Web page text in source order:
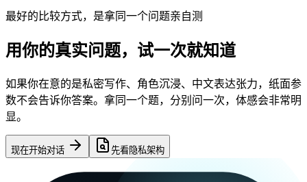
最好的比较方式，是拿同一个问题亲自测
用你的真实问题，试一次就知道
如果你在意的是私密写作、角色沉浸、中文表达张力，纸面参
数不会告诉你答案。拿同一个题，分别问一次，体感会非常明
显。
现在开始对话 先看隐私架构